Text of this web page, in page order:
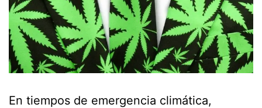
En tiempos de emergencia climática,